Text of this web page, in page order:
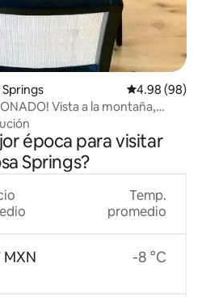
Springs Calificación
4.98 (98)
Vista a la montaña,
época para visitar
Springs?
MXN
Temp.
promedio
-8 °C